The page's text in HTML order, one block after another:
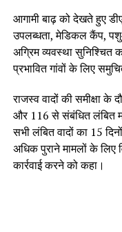
आगामी बाढ़ को देखते हुए
उपलब्धता, मेडिकल कैंप,
अग्रिम व्यवस्था सुनिश्चित
प्रभावित गांवों के लिए
राजस्व वादों की समीक्षा के
और 116 से संबंधित लंबित
सभी लंबित वादों का 15
अधिक पुराने मामलों के लिए
कार्रवाई करने को कहा।